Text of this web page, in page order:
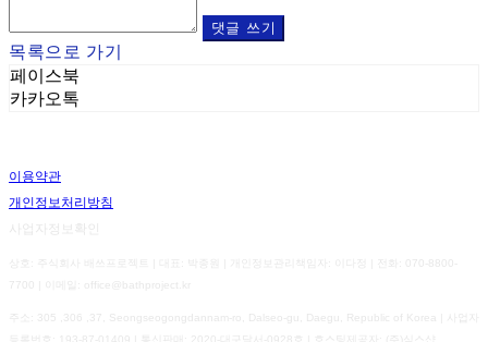
댓글 쓰기
목록으로 가기
페이스북
카카오톡
이용약관
개인정보처리방침
사업자정보확인
상호: 주식회사 배쓰프로젝트 | 대표: 박종원 | 개인정보관리책임자: 이다정 | 전화: 070-8800-
7700 | 이메일: office@bathproject.kr
주소: 305 ,306 ,37, Seongseogongdannam-ro, Dalseo-gu, Daegu, Republic of Korea | 사업자
193-87-01409 2020-대구달서-0928호 | 호스팅제공자: (주)식스샵